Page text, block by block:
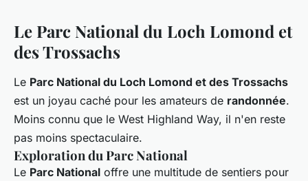
Le Parc National du Loch Lomond et
des Trossachs
Le Parc National du Loch Lomond et des Trossachs
est un joyau caché pour les amateurs de randonnée.
Moins connu que le West Highland Way, il n'en reste
pas moins spectaculaire.
Exploration du Parc National
Le Parc National offre une multitude de sentiers pour